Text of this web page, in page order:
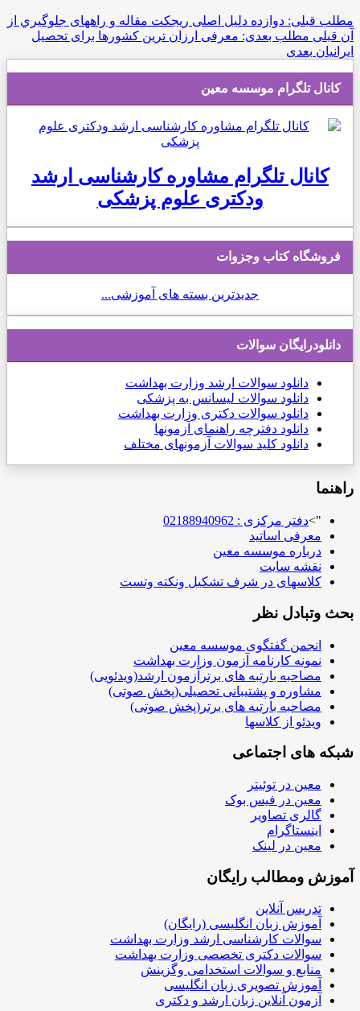
مطلب قبلی: دوازده دليل اصلی ريجکت مقاله و راههای جلوگيري از
آن قبلی مطلب بعدی: معرفی ارزان ترین کشورها برای تحصیل
ایرانیان بعدی
کانال تلگرام موسسه معین
کانال تلگرام مشاوره کارشناسی ارشد
ودکتری علوم پزشکی
فروشگاه کتاب وجزوات
جدیدترین بسته های آموزشی...
دانلودرایگان سوالات
دانلود سوالات ارشد وزارت بهداشت
دانلود سوالات لیسانس به پزشکی
دانلود سوالات دکتری وزارت بهداشت
دانلود دفترچه راهنمای آزمونها
دانلود کلید سوالات آزمونهای مختلف
راهنما
">دفتر مرکزی : 02188940962
معرفی اساتید
درباره موسسه معین
نقشه سایت
کلاسهای در شرف تشکیل ونکته وتست
بحث وتبادل نظر
انجمن گفتگوی موسسه معین
نمونه کارنامه آزمون وزارت بهداشت
مصاحبه بارتبه های برترآزمون ارشد(ویدئویی)
مشاوره و پشتیبانی تحصیلی(پخش صوتی)
مصاحبه بارتبه های برتر(پخش صوتی)
ویدئو از کلاسها
شبکه های اجتماعی
معین در توئیتر
معین در فیس بوک
گالری تصاویر
اینستاگرام
معین در لینک
آموزش ومطالب رایگان
تدریس آنلاین
آموزش زبان انگلیسی (رایگان)
سوالات کارشناسی ارشد وزارت بهداشت
سوالات دکتری تخصصی وزارت بهداشت
منابع و سوالات استخدامی وگزینش
آموزش تصویری زبان انگلیسی
آزمون آنلاین زبان ارشد و دکتری